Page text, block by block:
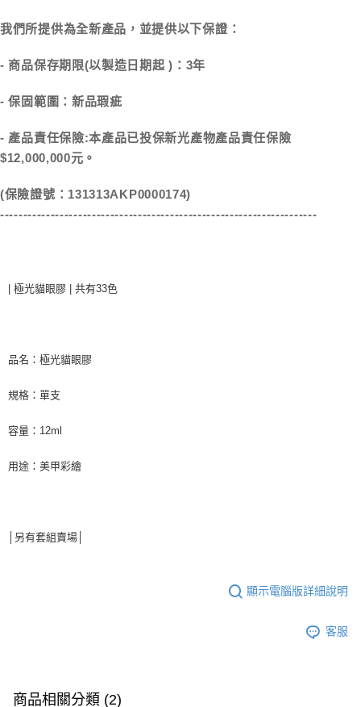
我們所提供為全新產品，並提供以下保證：
- 商品保存期限(以製造日期起 )：3年
- 保固範圍：新品瑕疵
- 產品責任保險:本產品已投保新光產物產品責任保險
$12,000,000元。
(保險證號： 131313AKP0000174)
---------------------------------------------------------------------
| 極光貓眼膠 | 共有33色
品名：極光貓眼膠
規格：單支
容量：12ml
用途：美甲彩繪
│另有套組賣場│
顯示電腦版詳細說明
客服
商品相關分類 (2)